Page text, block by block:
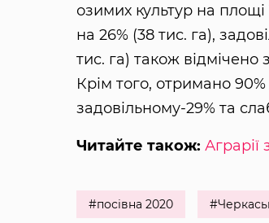
озимих культур на площі
на 26% (38 тис. га),
тис. га) також відмічено
Крім того, отримано
задовільному-29% та
Читайте також:
#посівна 2020